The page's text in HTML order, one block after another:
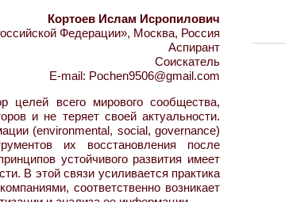
Кортоев Ислам Исропилович
Федерации», Москва, Россия
Аспирант
Соискатель
E-mail: Pochen9506@gmail.com
целей всего мирового сообщества,
и не теряет своей актуальности.
(environmental, social, governance)
их восстановления после
устойчивого развития имеет
В этой связи усиливается практика
соответственно возникает